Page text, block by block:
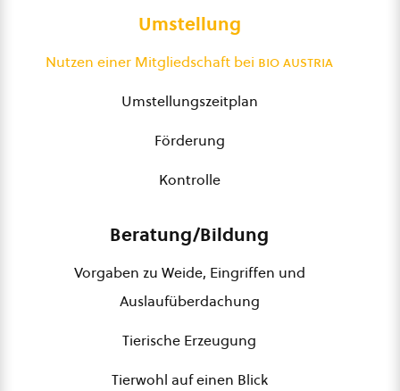
Umstellung
Nutzen einer Mitgliedschaft bei bio austria
Umstellungszeitplan
Förderung
Kontrolle
Beratung/Bildung
Vorgaben zu Weide, Eingriffen und
Auslaufüberdachung
Tierische Erzeugung
Tierwohl auf einen Blick